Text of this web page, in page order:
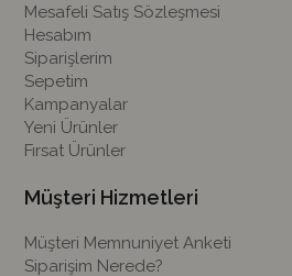
Mesafeli Satış Sözleşmesi
Hesabım
Siparişlerim
Sepetim
Kampanyalar
Yeni Ürünler
Fırsat Ürünler
Müşteri Hizmetleri
Müşteri Memnuniyet Anketi
Siparişim Nerede?